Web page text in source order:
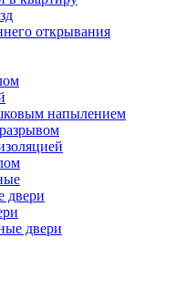
открывания
напылением
двери
двери